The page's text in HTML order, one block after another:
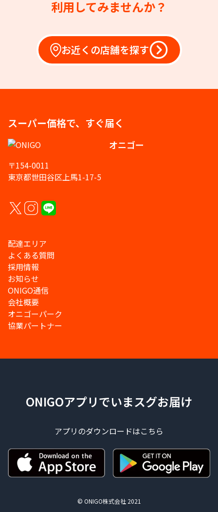
利用してみませんか？
お近くの店舗を探す
スーパー価格で、すぐ届く
オニゴー
〒154-0011
東京都世田谷区上馬1-17-5
配達エリア
よくある質問
採用情報
お知らせ
ONIGO通信
会社概要
オニゴーパーク
協業パートナー
ONIGOアプリでいまスグお届け
アプリのダウンロードはこちら
© ONIGO株式会社 2021